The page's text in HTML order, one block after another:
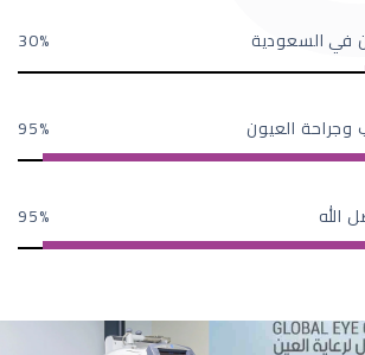
في السعودية 30
العيون 95
الله 95